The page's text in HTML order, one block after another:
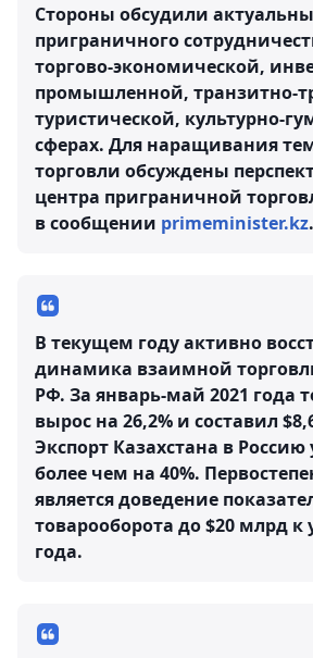
Стороны обсудили
приграничного
торгово-экономической,
промышленной, транзитно-
туристической, культурно-
сферах. Для наращивания
торговли обсуждены
центра приграничной
в сообщении primeminister.kz.
В текущем году активно
динамика взаимной
РФ. За январь-май 2021 года
вырос на 26,2% и составил
Экспорт Казахстана в
более чем на 40%.
является доведение
товарооборота до $20 млрд к
года.